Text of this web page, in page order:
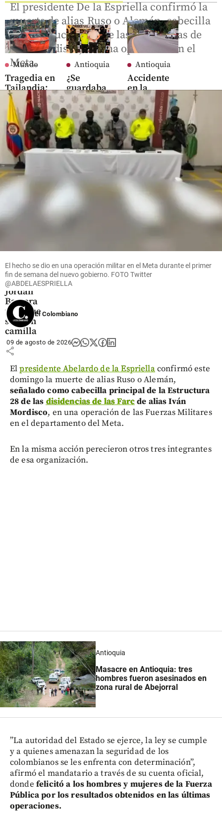
Mundo
Tragedia en
Tailandia:
Adolescente
asesinó a 7
personas,
entre ellas,
sus abuelos
share
Antioquia
¿Se
guardaba
la
munición?
Suboficial
capturado
en cantón
militar de
Urabá
Antioquia
Accidente
en la
autopista
Medellín-
Bogotá dejó
un
motociclista
fallecido
share
Video | Otro
colombiano
lesionado
en Brasil:
Jordan
Barrera
tuvo que
salir en
camilla
share
El presidente De la Espriella confirmó la
muerte de alias Ruso o Alemán, cabecilla
de la Estructura 28 de las disidencias de
Iván Mordisco, en una operación en el
Meta.
El hecho se dio en una operación militar en el Meta durante el primer
fin de semana del nuevo gobierno. FOTO Twitter
@ABDELAESPRIELLA
El Colombiano
09 de agosto de 2026
Elpresidente Abelardo de la Espriellaconfirmó este
domingo la muerte de alias Ruso o Alemán,
señalado como cabecilla principal de la Estructura
28 de las disidencias de las Farcde alias Iván
Mordisco, en una operación de las Fuerzas Militares
en el departamento del Meta.
En la misma acción perecieron otros tres integrantes
de esa organización.
Antioquia
Masacre en Antioquia: tres
hombres fueron asesinados en
zona rural de Abejorral
”La autoridad del Estado se ejerce, la ley se cumple
y a quienes amenazan la seguridad de los
colombianos se les enfrenta con determinación”,
afirmó el mandatario a través de su cuenta oficial,
donde felicitó a los hombres y mujeres de la Fuerza
Pública por los resultados obtenidos en las últimas
operaciones.